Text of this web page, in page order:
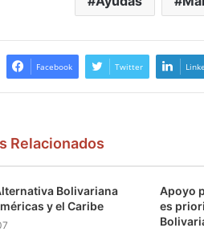
Facebook Twitter
Relacionados
Bolivariana
y el Caribe
Apoyo
es